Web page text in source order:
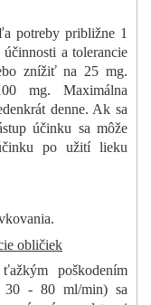
potreby približne 1
a tolerancie
znížiť na 25 mg.
mg. Maximálna
denne. Ak sa
účinku sa môže
po užití lieku
obličiek
poškodením
30 - 80 ml/min) sa